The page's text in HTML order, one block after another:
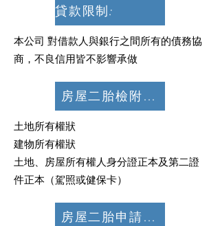
貸款限制:
本公司 對借款人與銀行之間所有的債務協
商，不良信用皆不影響承做
房屋二胎檢附文件:
土地所有權狀
建物所有權狀
土地、房屋所有權人身分證正本及第二證
件正本（駕照或健保卡）
房屋二胎申請流程: